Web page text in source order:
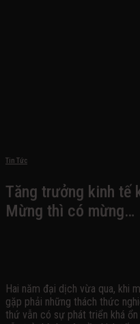
Tin Tức
Tăng trưởng kinh tế
Mừng thì có mừng…
Hai năm đại dịch vừa qua, khi
gặp phải những thách thức
thứ vẫn có sự phát triển khá